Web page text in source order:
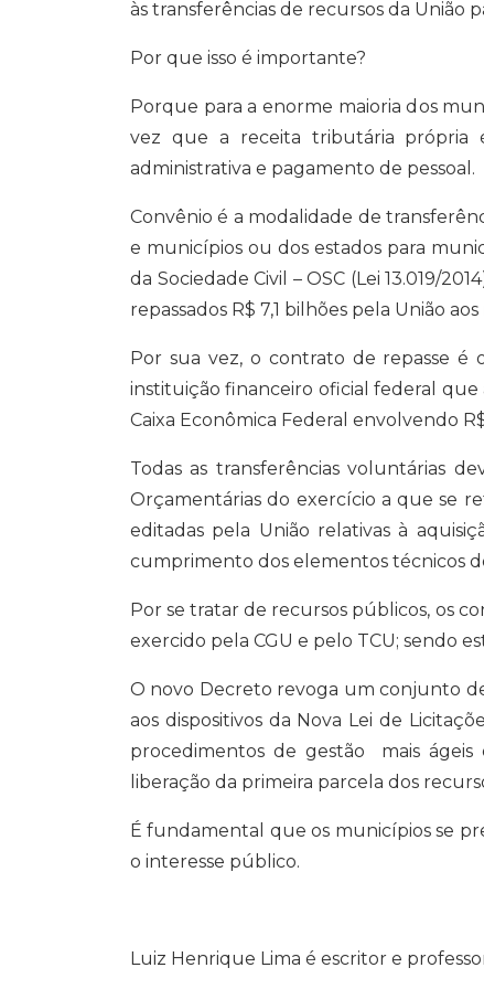
p
o
a
I
n
às transferências de recursos da União
Por que isso é importante?
Porque para a enorme maioria dos
vez que a receita tributária própria
administrativa e pagamento de pessoal.
Convênio é a modalidade de
e municípios ou dos estados para
da Sociedade Civil – OSC (Lei 13.019/
repassados R$ 7,1 bilhões pela União
Por sua vez, o contrato de repasse é
instituição financeiro oficial federal que
Caixa Econômica Federal envolvendo
Todas as transferências voluntárias
Orçamentárias do exercício a que se
editadas pela União relativas à
cumprimento dos elementos técnicos
Por se tratar de recursos públicos, os
exercido pela CGU e pelo TCU; sendo
O novo Decreto revoga um conjunto
aos dispositivos da Nova Lei de
procedimentos de gestão mais
liberação da primeira parcela dos
É fundamental que os municípios se
o interesse público.
Luiz Henrique Lima é escritor e